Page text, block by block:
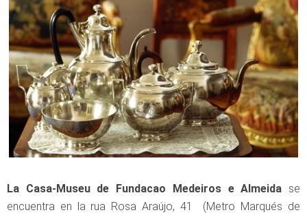
La Casa-Museu de Fundacao Medeiros e Almeida se
encuentra en la rua Rosa Araújo, 41 (Metro Marqués de